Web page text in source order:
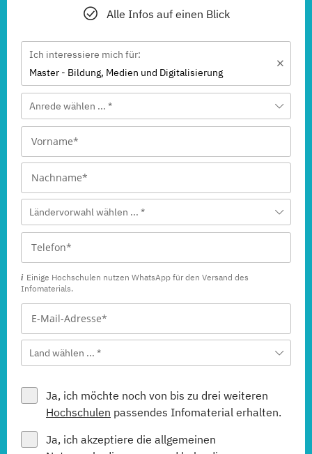
Alle Infos auf einen Blick
Ich interessiere mich für:
Master - Bildung, Medien und Digitalisierung
Anrede wählen ... *
Ländervorwahl wählen ... *
Einige Hochschulen nutzen WhatsApp für den Versand des
Infomaterials.
Land wählen ... *
Ja, ich möchte noch von bis zu drei weiteren
Hochschulen passendes Infomaterial erhalten.
Ja, ich akzeptiere die allgemeinen